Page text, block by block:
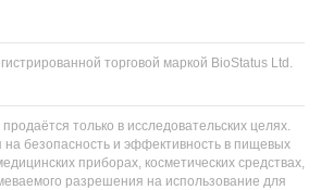
торговой маркой BioStatus Ltd.
только в исследовательских целях.
на безопасность и эффективность в пищевых
приборах, косметических средствах,
разрешения на использование для